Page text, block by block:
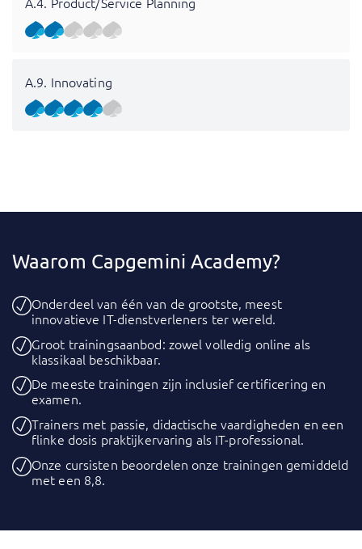
A.9. Innovating
Waarom Capgemini Academy?
Onderdeel van één van de grootste, meest
innovatieve IT-dienstverleners ter wereld.
Groot trainingsaanbod: zowel volledig online als
klassikaal beschikbaar.
De meeste trainingen zijn inclusief certificering en
examen.
Trainers met passie, didactische vaardigheden en een
flinke dosis praktijkervaring als IT-professional.
Onze cursisten beoordelen onze trainingen gemiddeld
met een 8,8.